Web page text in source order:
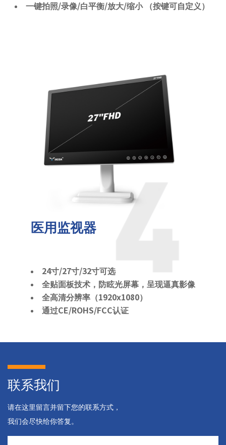
一键拍照/录像/白平衡/放大/缩小 （按键可自定义）
医用监视器
24寸/27寸/32寸可选
全贴面板技术，防眩光屏幕，呈现逼真影像
全高清分辨率（1920x1080）
通过CE/ROHS/FCC认证
联系我们
请在这里留言并留下您的联系方式，
我们会尽快给你答复。